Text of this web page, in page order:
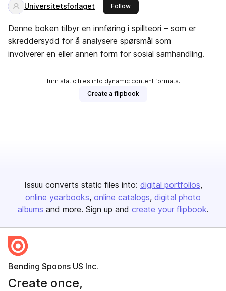
Universitetsforlaget Followthis publisher
Denne boken tilbyr en innføring i spillteori – som er
skreddersydd for å analysere spørsmål som
involverer en eller annen form for sosial samhandling.
Turn static files into dynamic content formats.
Create a flipbook
Issuu converts static files into: digital portfolios
online yearbooks online catalogs digital photo
albums and more. Sign up and create your flipbook.
Bending Spoons US Inc.
Create once,